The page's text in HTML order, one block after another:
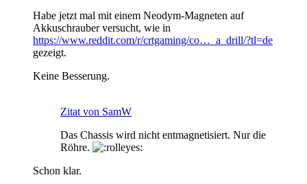
Habe jetzt mal mit einem Neodym-Magneten auf
Akkuschrauber versucht, wie in
https://www.reddit.com/r/crtgaming/co…_a_drill/?tl=de
gezeigt.
Keine Besserung.
Zitat von SamW
Das Chassis wird nicht entmagnetisiert. Nur die
Röhre.
Schon klar.